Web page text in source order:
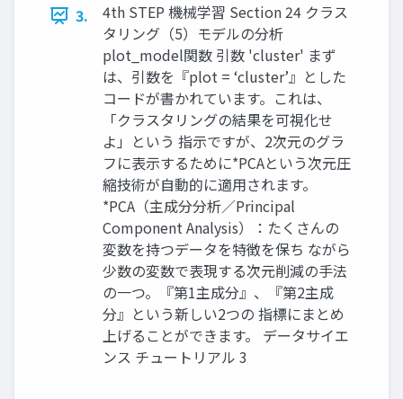
3.
4th STEP 機械学習 Section 24 クラス
タリング（5）モデルの分析
plot_model関数 引数 'cluster' まず
は、引数を『plot = ‘cluster’』とした
コードが書かれています。これは、
「クラスタリングの結果を可視化せ
よ」という 指示ですが、2次元のグラ
フに表示するために*PCAという次元圧
縮技術が自動的に適用されます。
*PCA（主成分分析／Principal
Component Analysis）：たくさんの
変数を持つデータを特徴を保ち ながら
少数の変数で表現する次元削減の手法
の一つ。『第1主成分』、『第2主成
分』という新しい2つの 指標にまとめ
上げることができます。 データサイエ
ンス チュートリアル 3